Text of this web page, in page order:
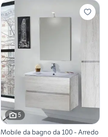
5
Mobile da bagno da 100 - Arredo